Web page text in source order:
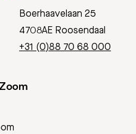
Boerhaavelaan 25
4708AE Roosendaal
+31 (0)88 70 68 000